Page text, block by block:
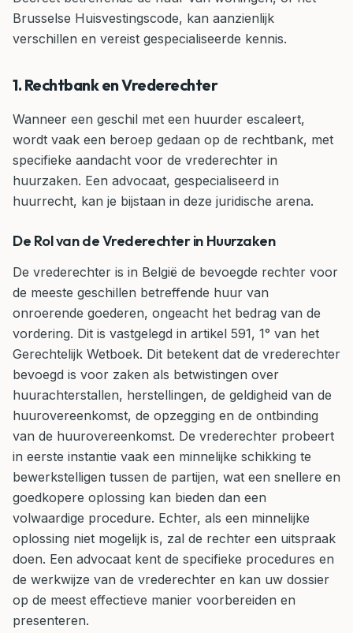
Brusselse Huisvestingscode, kan aanzienlijk
verschillen en vereist gespecialiseerde kennis.
1. Rechtbank en Vrederechter
Wanneer een geschil met een huurder escaleert,
wordt vaak een beroep gedaan op de rechtbank, met
specifieke aandacht voor de vrederechter in
huurzaken. Een advocaat, gespecialiseerd in
huurrecht, kan je bijstaan in deze juridische arena.
De Rol van de Vrederechter in Huurzaken
De vrederechter is in België de bevoegde rechter voor
de meeste geschillen betreffende huur van
onroerende goederen, ongeacht het bedrag van de
vordering. Dit is vastgelegd in artikel 591, 1° van het
Gerechtelijk Wetboek. Dit betekent dat de vrederechter
bevoegd is voor zaken als betwistingen over
huurachterstallen, herstellingen, de geldigheid van de
huurovereenkomst, de opzegging en de ontbinding
van de huurovereenkomst. De vrederechter probeert
in eerste instantie vaak een minnelijke schikking te
bewerkstelligen tussen de partijen, wat een snellere en
goedkopere oplossing kan bieden dan een
volwaardige procedure. Echter, als een minnelijke
oplossing niet mogelijk is, zal de rechter een uitspraak
doen. Een advocaat kent de specifieke procedures en
de werkwijze van de vrederechter en kan uw dossier
op de meest effectieve manier voorbereiden en
presenteren.